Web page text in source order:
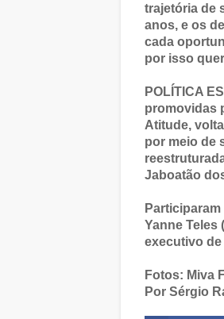
trajetória de
anos, e os
cada
por isso
POLÍTICA
promovidas
Atitude,
por meio de
Jaboatão
Yanne Teles
executivo
Fotos: Miva
Por Sérgio